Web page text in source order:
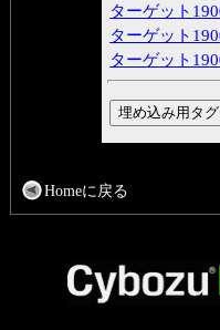
ターゲット
ターゲット
ターゲット
Homeに戻る